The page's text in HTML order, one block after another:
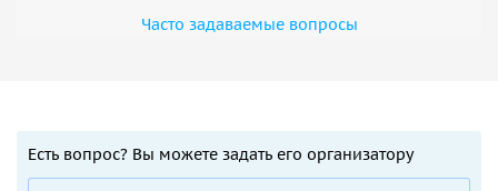
Часто задаваемые вопросы
Есть вопрос? Вы можете задать его организатору